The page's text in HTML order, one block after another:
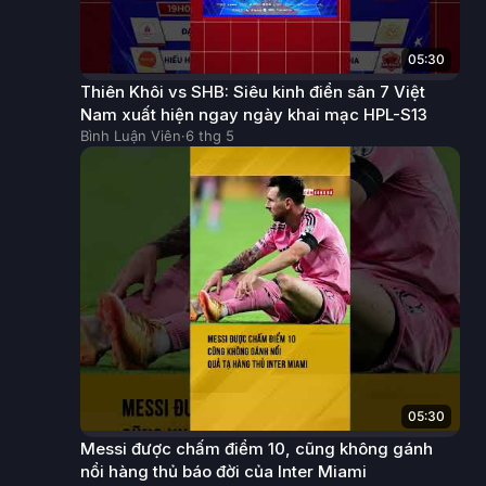
05:30
Thiên Khôi vs SHB: Siêu kinh điển sân 7 Việt
Nam xuất hiện ngay ngày khai mạc HPL-S13
Bình Luận Viên·6 thg 5
05:30
Messi được chấm điểm 10, cũng không gánh
nổi hàng thủ báo đời của Inter Miami